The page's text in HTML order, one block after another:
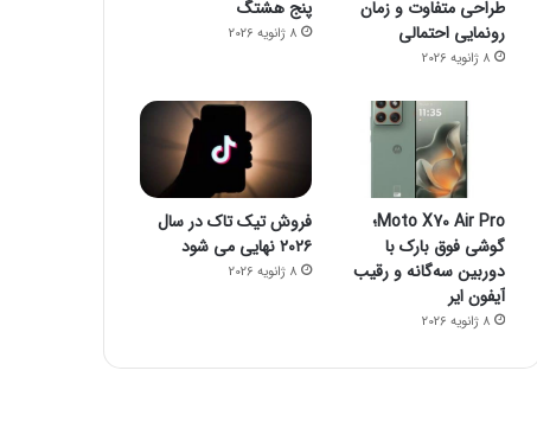
راز فروکش‌کردن موج DeepSeek در بازار هوش مصنوعی
جمینای یا کوپایلوت؟ مقایسه دو چت‌بات قدرتمند هوش مصنوعی
8 ژانویه 2026
طراحی متفاوت و زمان
رونمایی احتمالی
8 ژانویه 2026
پنج هشتگ
8 ژانویه 2026
Moto X70 Air Pro؛
گوشی فوق بارک با
دوربین سه‌گانه و رقیب
آیفون ایر
8 ژانویه 2026
فروش تیک تاک در سال
۲۰۲۶ نهایی می شود
8 ژانویه 2026